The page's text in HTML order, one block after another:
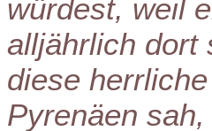
würdest, weil
alljährlich dort
diese
Pyrenäen